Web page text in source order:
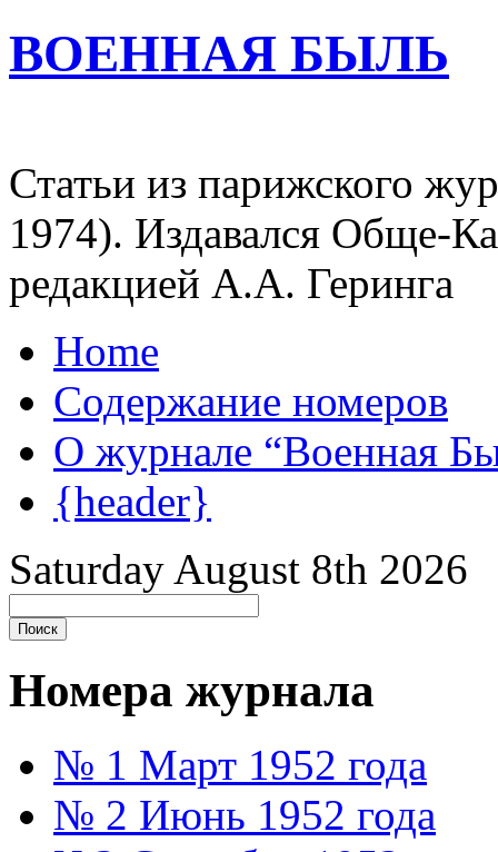
ВОЕННАЯ БЫЛЬ
Статьи из парижского
1974). Издавался Обще-
редакцией А.А. Геринга
Home
Содержание номеров
О журнале “Военная
{header}
Saturday August 8th 2026
Номера журнала
№ 1 Март 1952 года
№ 2 Июнь 1952 года